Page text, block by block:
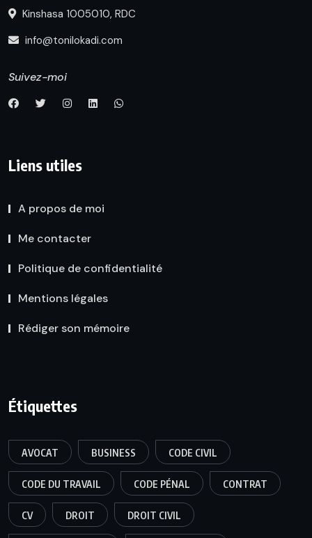
Kinshasa 1005010, RDC
info@tonilokadi.com
Suivez-moi
Liens utiles
A propos de moi
Me contacter
Politique de confidentialité
Mentions légales
Rédiger son mémoire
Étiquettes
AVOCAT BUSINESS CODE CIVIL
CODE DU TRAVAIL CODE PÉNAL CONTRAT
CV DROIT DROIT CIVIL